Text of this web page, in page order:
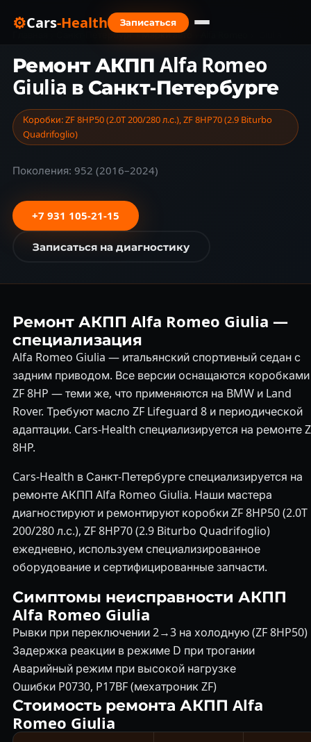
⚙Cars-Health
Записаться
Санкт-Петербург › Марки авто
Ремонт АКПП Alfa Romeo
Giulia в Санкт-Петербурге
Коробки: ZF 8HP50 (2.0T 200/280 л.с.), ZF 8HP70 (2.9 Biturbo
Quadrifoglio)
Поколения: 952 (2016–2024)
+7 931 105-21-15
Записаться на диагностику
Ремонт АКПП Alfa Romeo Giulia —
специализация
Alfa Romeo Giulia — итальянский спортивный седан с
задним приводом. Все версии оснащаются коробками
ZF 8HP — теми же, что применяются на BMW и Land
Rover. Требуют масло ZF Lifeguard 8 и периодической
адаптации. Cars-Health специализируется на ремонте
8HP.
Cars-Health в Санкт-Петербурге специализируется на
ремонте АКПП Alfa Romeo Giulia. Наши мастера
диагностируют и ремонтируют коробки ZF 8HP50 (2.0T
200/280 л.с.), ZF 8HP70 (2.9 Biturbo Quadrifoglio)
ежедневно, используем специализированное
оборудование и сертифицированные запчасти.
Симптомы неисправности АКПП
Alfa Romeo Giulia
Рывки при переключении 2→3 на холодную (ZF 8HP50)
Задержка реакции в режиме D при трогании
Аварийный режим при высокой нагрузке
Ошибки P0730, P17BF (мехатроник ZF)
Стоимость ремонта АКПП Alfa
Romeo Giulia